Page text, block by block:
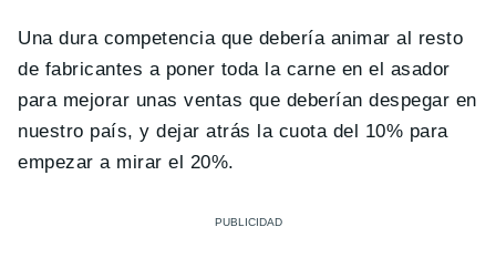
Una dura competencia que debería animar al resto
de fabricantes a poner toda la carne en el asador
para mejorar unas ventas que deberían despegar en
nuestro país, y dejar atrás la cuota del 10% para
empezar a mirar el 20%.